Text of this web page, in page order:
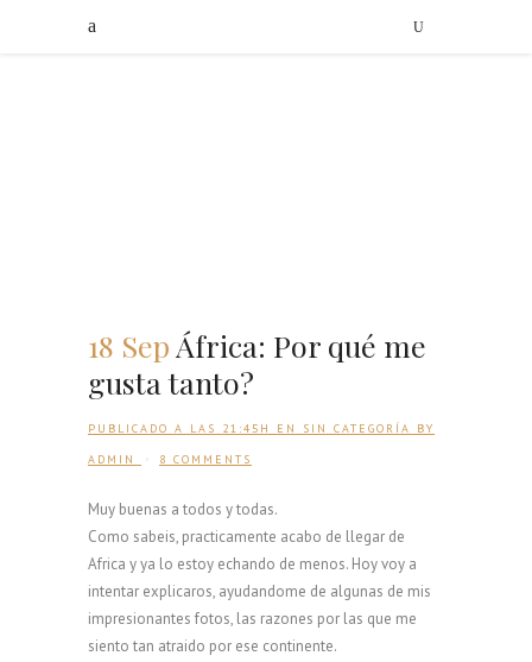
18 Sep África: Por qué me
gusta tanto?
PUBLICADO A LAS 21:45H EN SIN CATEGORÍA
BY
ADMIN
8 COMMENTS
Muy buenas a todos y todas.
Como sabeis, practicamente acabo de llegar de
Africa y ya lo estoy echando de menos. Hoy voy a
intentar explicaros, ayudandome de algunas de mis
impresionantes fotos, las razones por las que me
siento tan atraido por ese continente.